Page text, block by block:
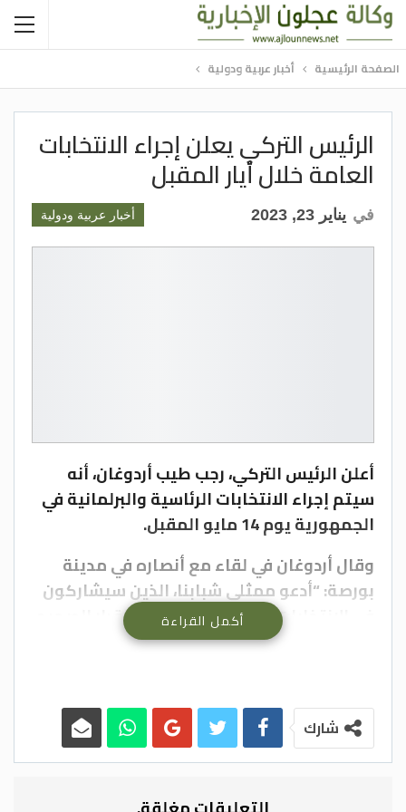
الصفحة الرئيسية أخبار عربية ودولية
الرئيس التركي يعلن إجراء الانتخابات
العامة خلال أيار المقبل
أخبار عربية ودولية في يناير 23, 2023
أعلن الرئيس التركي، رجب طيب أردوغان، أنه
سيتم إجراء الانتخابات الرئاسية والبرلمانية في
الجمهورية يوم 14 مايو المقبل.
وقال أردوغان في لقاء مع أنصاره في مدينة
بورصة: “أدعو ممثلي شبابنا، الذين سيشاركون
في الانتخابات لأول مرة، إلى اتخاذ القرار الصحيح
خلال التصويت الذي سيجري في 14 مايو”.
بإجراء الانتخابات في 14 مايو، وقال الرئيس
التركي: “سنستخدم الصلاحيات الرسمية
الممنوحة لنا في 10 مارس، وبعد ذلك ستبدأ
أكمل القراءة
شارك